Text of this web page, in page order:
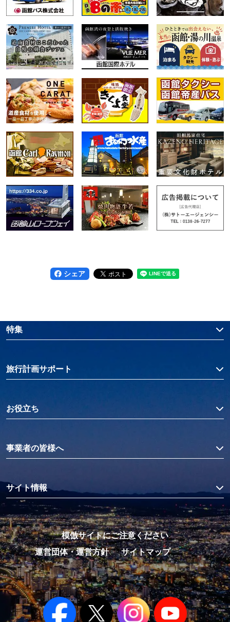
シェア
特集
旅行計画サポート
お役立ち
事業者の皆様へ
サイト情報
模倣サイトにご注意ください
運営団体・運営方針
サイトマップ